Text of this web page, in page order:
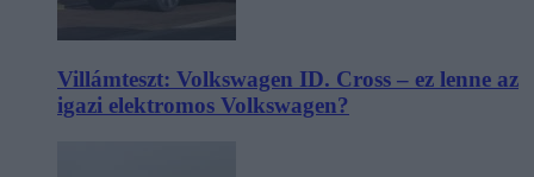
Villámteszt: Volkswagen ID. Cross – ez lenne az
igazi elektromos Volkswagen?